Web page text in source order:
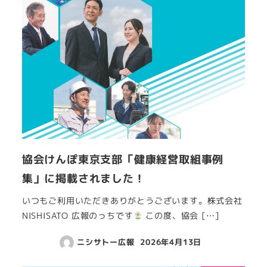
協会けんぽ東京支部「健康経営取組事例
集」に掲載されました！
いつもご利用いただきありがとうございます。株式会社
NISHISATO 広報のっちです
この度、協会 […]
ニシサトー広報 2026年4月13日